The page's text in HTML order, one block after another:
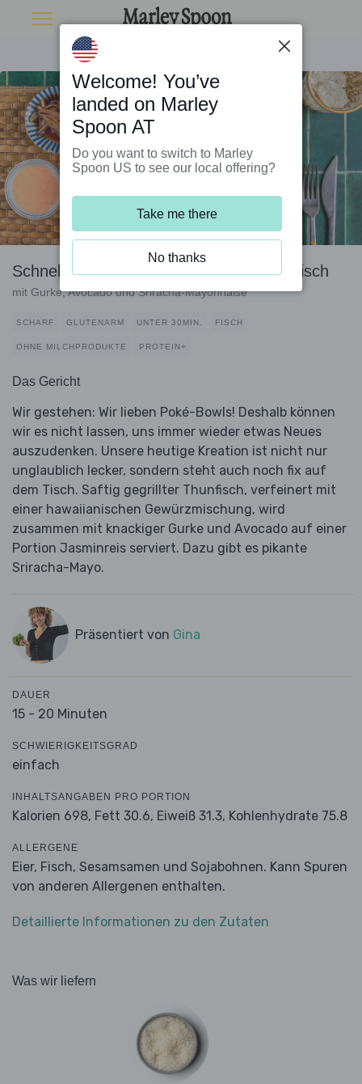
Schnelle Poké-Bowl mit gegrilltem Thunfisch
mit Gurke, Avocado und Sriracha-Mayonnaise
SCHARF GLUTENARM UNTER 30MIN. FISCH
OHNE MILCHPRODUKTE PROTEIN+
Das Gericht
Wir gestehen: Wir lieben Poké-Bowls! Deshalb können
wir es nicht lassen, uns immer wieder etwas Neues
auszudenken. Unsere heutige Kreation ist nicht nur
unglaublich lecker, sondern steht auch noch fix auf
dem Tisch. Saftig gegrillter Thunfisch, verfeinert mit
einer hawaiianischen Gewürzmischung, wird
zusammen mit knackiger Gurke und Avocado auf einer
Portion Jasminreis serviert. Dazu gibt es pikante
Sriracha-Mayo.
Präsentiert von Gina
DAUER
15 - 20 Minuten
SCHWIERIGKEITSGRAD
einfach
INHALTSANGABEN PRO PORTION
Kalorien 698, Fett 30.6, Eiweiß 31.3, Kohlenhydrate 75.8
ALLERGENE
Eier, Fisch, Sesamsamen und Sojabohnen. Kann Spuren
von anderen Allergenen enthalten.
Detaillierte Informationen zu den Zutaten
Was wir liefern
Welcome! You’ve
landed on Marley
Spoon AT
Do you want to switch to Marley
Spoon US to see our local offering?
Take me there
No thanks